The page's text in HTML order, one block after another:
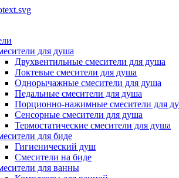
для душа
Двухвентильные смесители для душа
Локтевые смесители для душа
Однорычажные смесители для душа
Педальные смесители для душа
Порционно-нажимные смесители для
Сенсорные смесители для душа
Термостатические смесители для душа
для биде
Гигиенический душ
Смесители на биде
для ванны